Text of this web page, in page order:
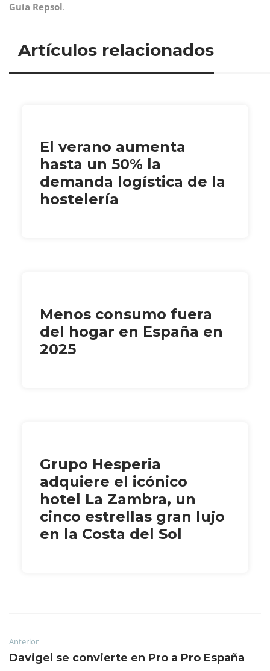
Guía Repsol.
Artículos relacionados
El verano aumenta
hasta un 50% la
demanda logística de la
hostelería
Menos consumo fuera
del hogar en España en
2025
Grupo Hesperia
adquiere el icónico
hotel La Zambra, un
cinco estrellas gran lujo
en la Costa del Sol
Anterior
Davigel se convierte en Pro a Pro España